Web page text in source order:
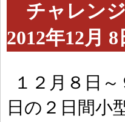
チャレン
2012年12月 8
１２月８日～
日の２日間小